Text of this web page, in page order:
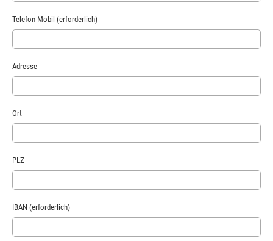
Telefon Mobil (erforderlich)
Adresse
Ort
PLZ
IBAN (erforderlich)